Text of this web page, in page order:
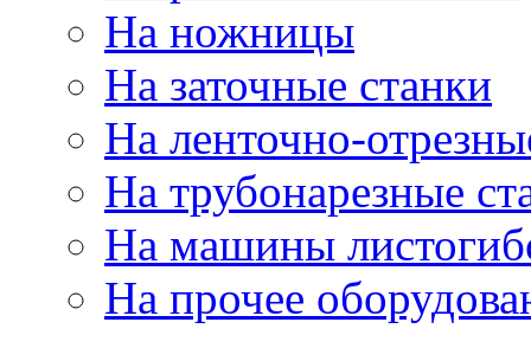
На ножницы
На заточные станки
На ленточно-
На трубонарезные
На машины
На прочее